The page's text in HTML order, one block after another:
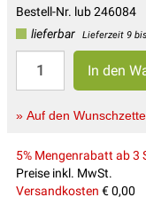
Bestell-Nr. lub 246084
lieferbar
Lieferzeit 9
» Auf den
5% Mengenrabatt ab 3
Preise inkl. MwSt.
Versandkosten € 0,00